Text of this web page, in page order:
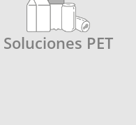
Soluciones PET